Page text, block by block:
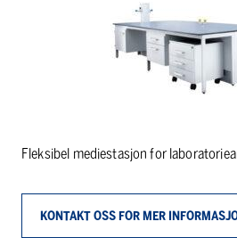
Fleksibel mediestasjon for
KONTAKT OSS FOR MER